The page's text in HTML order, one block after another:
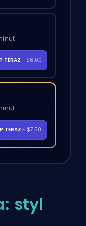
TERAZ - $6.00
TERAZ - $7.50
styl